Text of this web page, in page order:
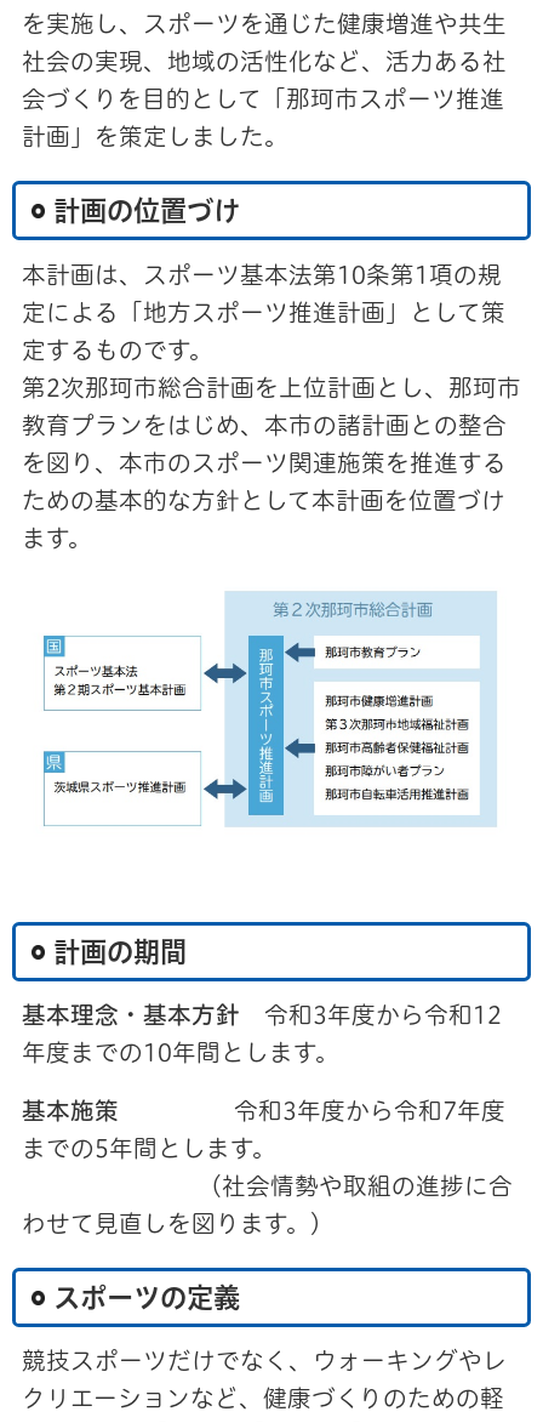
を実施し、スポーツを通じた健康増進や共生
社会の実現、地域の活性化など、活力ある社
会づくりを目的として「那珂市スポーツ推進
計画」を策定しました。
計画の位置づけ
本計画は、スポーツ基本法第10条第1項の規
定による「地方スポーツ推進計画」として策
定するものです。
第2次那珂市総合計画を上位計画とし、那珂市
教育プランをはじめ、本市の諸計画との整合
を図り、本市のスポーツ関連施策を推進する
ための基本的な方針として本計画を位置づけ
ます。
計画の期間
基本理念・基本方針 令和3年度から令和12
年度までの10年間とします。
基本施策 令和3年度から令和7年度
までの5年間とします。
（社会情勢や取組の進捗に合
わせて見直しを図ります。）
スポーツの定義
競技スポーツだけでなく、ウォーキングやレ
クリエーションなど、健康づくりのための軽